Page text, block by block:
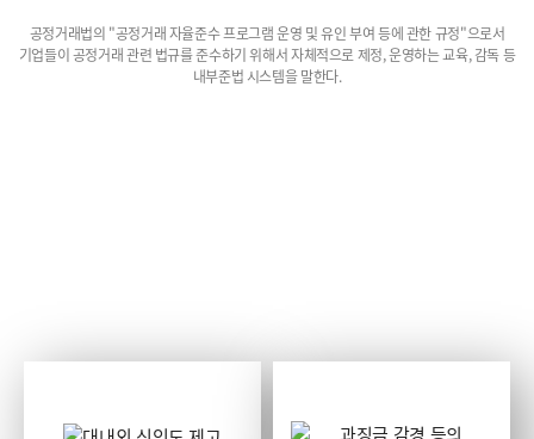
공정거래법의 "공정거래 자율준수 프로그램 운영 및 유인 부여 등에 관한 규정"으로서
기업들이 공정거래 관련 법규를 준수하기 위해서 자체적으로 제정, 운영하는 교육, 감독 등
내부준법 시스템을 말한다.